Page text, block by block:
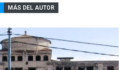
MÁS DEL AUTOR